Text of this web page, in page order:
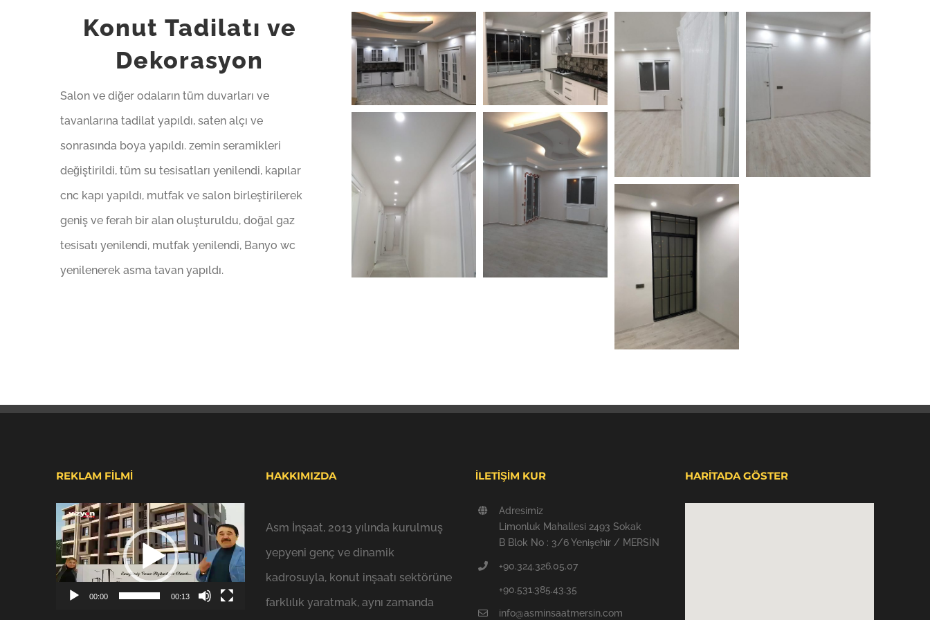
Konut Tadilatı ve
Dekorasyon
Salon ve diğer odaların tüm duvarları ve
tavanlarına tadilat yapıldı, saten alçı ve
sonrasında boya yapıldı. zemin seramikleri
değiştirildi, tüm su tesisatları yenilendi, kapılar
cnc kapı yapıldı, mutfak ve salon birleştirilerek
geniş ve ferah bir alan oluşturuldu, doğal gaz
tesisatı yenilendi, mutfak yenilendi, Banyo wc
yenilenerek asma tavan yapıldı.
REKLAM FİLMİ
Video
oynatıcı
00:00 00:13
HAKKIMIZDA
Asm İnşaat, 2013 yılında kurulmuş
yepyeni genç ve dinamik
kadrosuyla, konut inşaatı sektörüne
farklılık yaratmak, aynı zamanda
İLETİŞİM KUR
Adresimiz
Limonluk Mahallesi 2493 Sokak
B Blok No : 3/6 Yenişehir / MERSİN
+90.324.326.05.07
+90.531.385.43.35
info@asminsaatmersin.com
HARİTADA GÖSTER